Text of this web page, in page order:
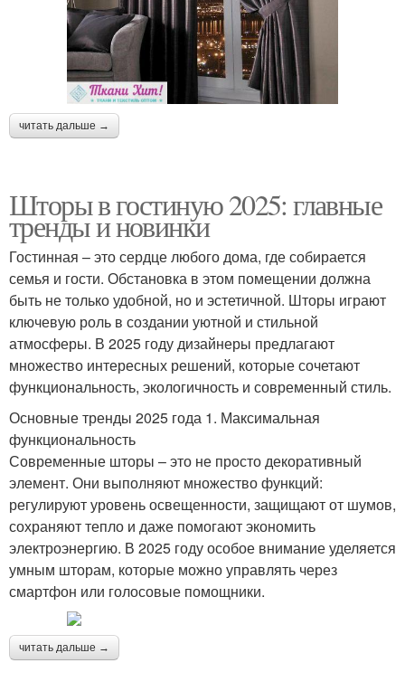
читать дальше →
Шторы в гостиную 2025: главные
тренды и новинки
Гостинная – это сердце любого дома, где собирается
семья и гости. Обстановка в этом помещении должна
быть не только удобной, но и эстетичной. Шторы играют
ключевую роль в создании уютной и стильной
атмосферы. В 2025 году дизайнеры предлагают
множество интересных решений, которые сочетают
функциональность, экологичность и современный стиль.
Основные тренды 2025 года 1. Максимальная
функциональность
Современные шторы – это не просто декоративный
элемент. Они выполняют множество функций:
регулируют уровень освещенности, защищают от шумов,
сохраняют тепло и даже помогают экономить
электроэнергию. В 2025 году особое внимание уделяется
умным шторам, которые можно управлять через
смартфон или голосовые помощники.
читать дальше →